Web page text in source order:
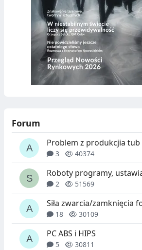
Forum
Problem z produkcjia tub
3 40374
Roboty programy,
2 51569
Siła zwarcia/zamknięcia
18 30109
PC ABS i HIPS
5 30811